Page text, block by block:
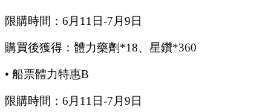
限購時間： 6月 11 日-7月 9 日
購買後獲得：體力藥劑 *18、星鑽*360
• 船票體力特惠B
限購時間： 6月 11 日-7月 9 日